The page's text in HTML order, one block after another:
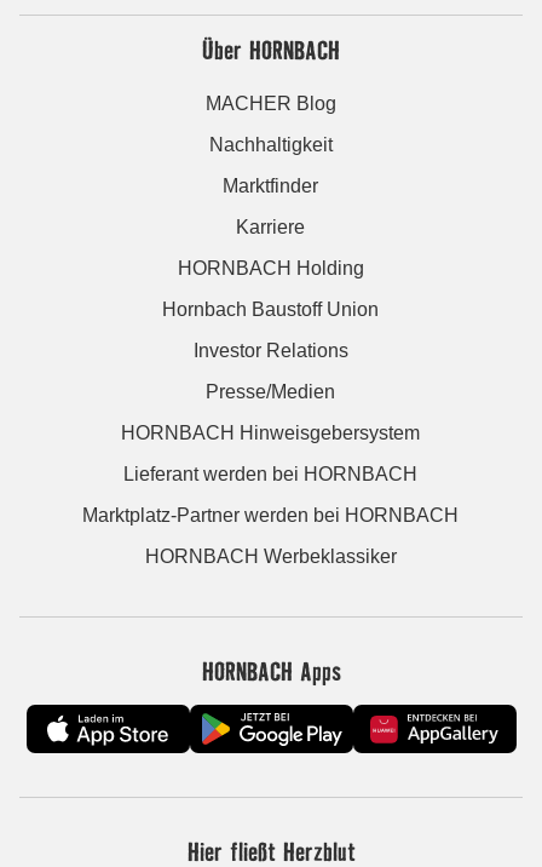
Über HORNBACH
MACHER Blog
Nachhaltigkeit
Marktfinder
Karriere
HORNBACH Holding
Hornbach Baustoff Union
Investor Relations
Presse/Medien
HORNBACH Hinweisgebersystem
Lieferant werden bei HORNBACH
Marktplatz-Partner werden bei HORNBACH
HORNBACH Werbeklassiker
HORNBACH Apps
Hier fließt Herzblut